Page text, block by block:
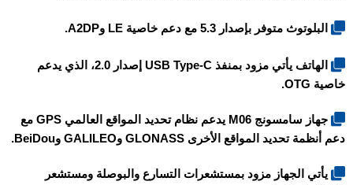
البلوتوث متوفر بإصدار 5.3 مع دعم خاصية LE وA2DP.
الهاتف يأتي مزود بمنفذ USB Type-C إصدار 2.0، الذي يدعم
خاصية OTG.
جهاز سامسونج M06 يدعم نظام تحديد المواقع العالمي GPS مع
دعم أنظمة تحديد المواقع الأخرى GLONASS وGALILEO وBeiDou.
يأتي الجهاز مزود بمستشعرات التسارع والبوصلة ومستشعر